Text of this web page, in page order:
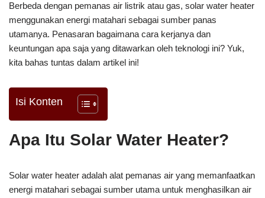
Berbeda dengan pemanas air listrik atau gas, solar water heater
menggunakan energi matahari sebagai sumber panas
utamanya. Penasaran bagaimana cara kerjanya dan
keuntungan apa saja yang ditawarkan oleh teknologi ini? Yuk,
kita bahas tuntas dalam artikel ini!
Isi Konten
Apa Itu Solar Water Heater?
Solar water heater adalah alat pemanas air yang memanfaatkan
energi matahari sebagai sumber utama untuk menghasilkan air